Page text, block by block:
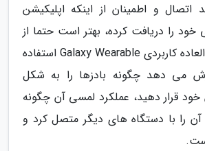
اتصال و اطمینان از اینکه اپلیکیشن
خود را دریافت کرده، بهتر است حتما از
راهنمای کاربر فوق العاده کاربردی Galaxy Wearable استفاده
می دهد چگونه بادزها را به شکل
قرار دهید، عملکرد لمسی آن چگونه
را با دستگاه های دیگر متصل کرد و